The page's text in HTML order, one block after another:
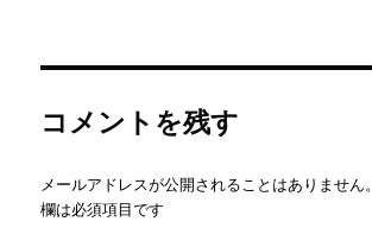
コメントを残す
メールアドレスが公開されることはありません。
欄は必須項目です